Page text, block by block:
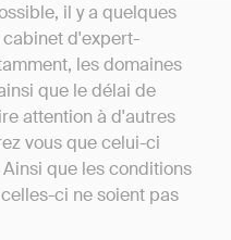
il y a quelques
d'expert-
les domaines
que le délai de
attention à d'autres
vous que celui-ci
que les conditions
ci ne soient pas